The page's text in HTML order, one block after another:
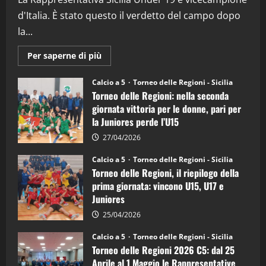
d'Italia. È stato questo il verdetto del campo dopo
la...
Per saperne di più
informazioni
Torneo
delle
Regioni
di
calcio
a
5:
la
Juniores
è
vicecampione
d’Italia
Calcio a 5 Torneo delle Regioni - Sicilia
Torneo delle Regioni: nella seconda
giornata vittoria per le donne, pari per
la Juniores perde l’U15
27/04/2026
Calcio a 5 Torneo delle Regioni - Sicilia
Torneo delle Regioni, il riepilogo della
prima giornata: vincono U15, U17 e
Juniores
25/04/2026
Calcio a 5 Torneo delle Regioni - Sicilia
Torneo delle Regioni 2026 C5: dal 25
Aprile al 1 Maggio le Rappresentative